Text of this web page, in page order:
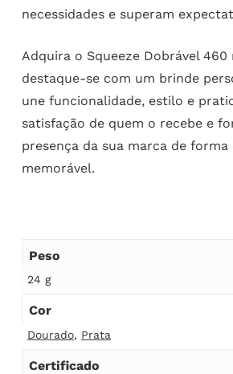
necessidades e superam
Adquira o Squeeze Dobrável 460
destaque-se com um brinde
une funcionalidade, estilo e
satisfação de quem o recebe e
presença da sua marca de
memorável.
Peso
24 g
Cor
Dourado, Prata
Certificado